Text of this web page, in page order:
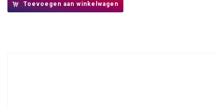
Toevoegen aan winkelwagen